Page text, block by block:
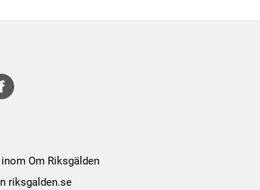
Om Riksgälden
riksgalden.se